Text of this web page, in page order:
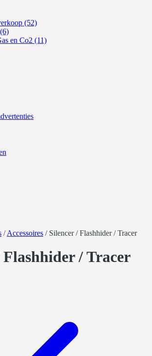
(52)
en Co2 (11)
/Accessoires / Silencer / Flashhider / Tracer
Flashhider / Tracer